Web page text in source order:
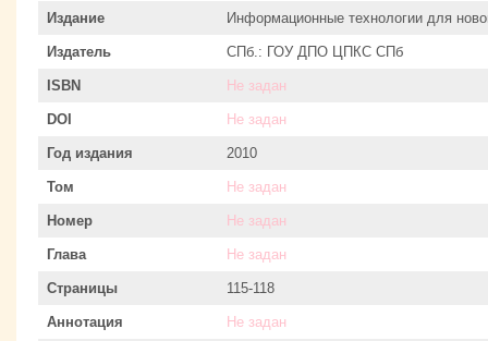
Издание Информационные технологии для
Издатель СПб.: ГОУ ДПО ЦПКС СПб
ISBN Не задан
DOI Не задан
Год издания 2010
Том Не задан
Номер Не задан
Глава Не задан
Страницы 115-118
Аннотация Не задан